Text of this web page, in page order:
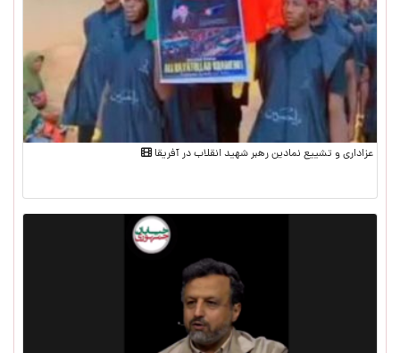
عزاداری و تشییع نمادین رهبر شهید انقلاب در آفریقا